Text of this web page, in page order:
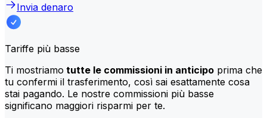
Invia denaro
Tariffe più basse
Ti mostriamo tutte le commissioni in anticipo prima che
tu confermi il trasferimento, così sai esattamente cosa
stai pagando. Le nostre commissioni più basse
significano maggiori risparmi per te.